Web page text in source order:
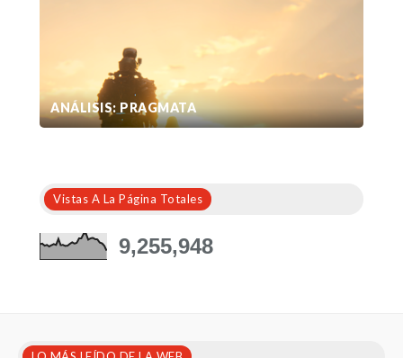
ANÁLISIS: PRAGMATA
Vistas A La Página Totales
9,255,948